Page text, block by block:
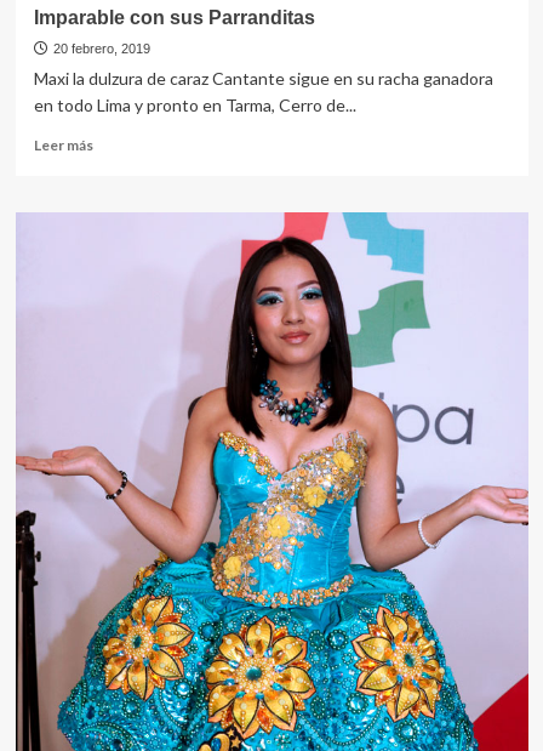
Imparable con sus Parranditas
20 febrero, 2019
Maxi la dulzura de caraz Cantante sigue en su racha ganadora
en todo Lima y pronto en Tarma, Cerro de...
Leer másLeer
Imparable